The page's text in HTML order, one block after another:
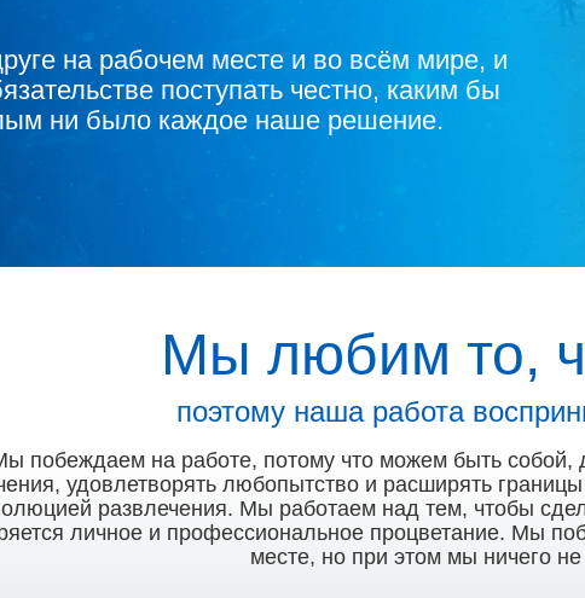
на рабочем месте и во всём мире, и
поступать честно, каким бы
ни было каждое наше решение.
Мы любим то,
поэтому наша работа
побеждаем на работе, потому что можем быть собой,
удовлетворять любопытство и расширять
развлечения. Мы работаем над тем, чтобы
личное и профессиональное процветание. Мы
месте, но при этом мы ничего